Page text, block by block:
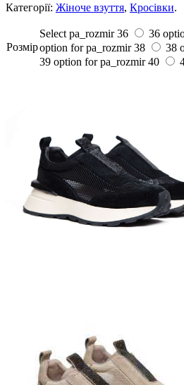
Категорії: Жіноче взуття, Кросівки.
Розмiр
Select pa_rozmir 36 36
option for pa_rozmir 38 38
39 option for pa_rozmir 40